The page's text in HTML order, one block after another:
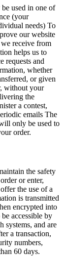
used in one of
(your
needs) To
our website
receive from
helps us to
requests and
whether
or given
without your
the
a contest,
emails The
only be used to
order.
the safety
or enter,
the use of a
is transmitted
encrypted into
accessible by
systems, and are
a transaction,
numbers,
60 days.